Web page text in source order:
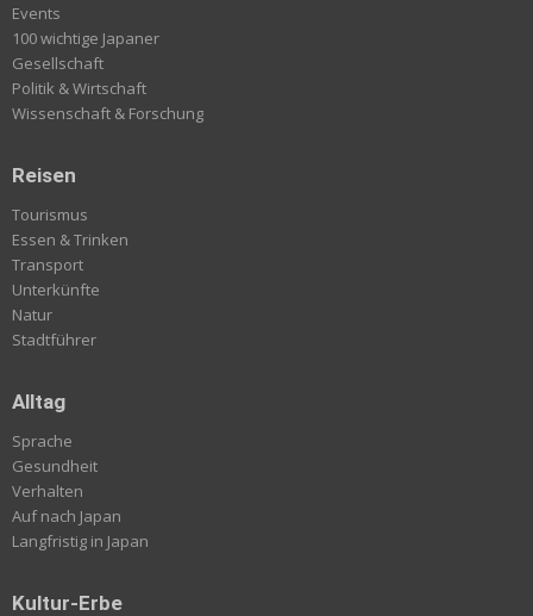
Events
100 wichtige Japaner
Gesellschaft
Politik & Wirtschaft
Wissenschaft & Forschung
Reisen
Tourismus
Essen & Trinken
Transport
Unterkünfte
Natur
Stadtführer
Alltag
Sprache
Gesundheit
Verhalten
Auf nach Japan
Langfristig in Japan
Kultur-Erbe